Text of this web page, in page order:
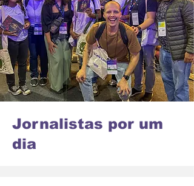
Jornalistas por um
dia